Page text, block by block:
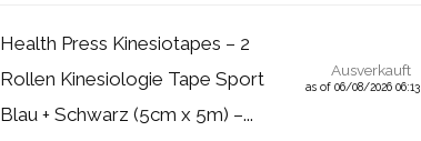
Health Press Kinesiotapes – 2
Rollen Kinesiologie Tape Sport
Blau + Schwarz (5cm x 5m) –...
Ausverkauft
as of 06/08/2026 06:13